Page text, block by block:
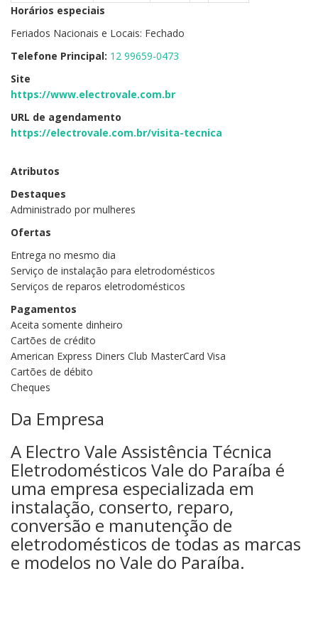
Horários especiais
Feriados Nacionais e Locais: Fechado
Telefone Principal: 12 99659-0473
Site
https://www.electrovale.com.br
URL de agendamento
https://electrovale.com.br/visita-tecnica
Atributos
Destaques
Administrado por mulheres
Ofertas
Entrega no mesmo dia
Serviço de instalação para eletrodomésticos
Serviços de reparos eletrodomésticos
Pagamentos
Aceita somente dinheiro
Cartões de crédito
American Express Diners Club MasterCard Visa
Cartões de débito
Cheques
Da Empresa
A Electro Vale Assistência Técnica
Eletrodomésticos Vale do Paraíba é
uma empresa especializada em
instalação, conserto, reparo,
conversão e manutenção de
eletrodomésticos de todas as marcas
e modelos no Vale do Paraíba.